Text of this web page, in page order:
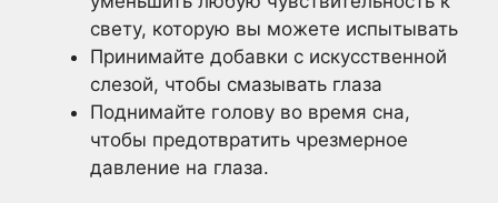
свету, которую вы можете испытывать
Принимайте добавки с искусственной
слезой, чтобы смазывать глаза
Поднимайте голову во время сна,
чтобы предотвратить чрезмерное
давление на глаза.